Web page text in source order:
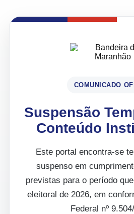
COMUNICADO
Suspensão
Conteúdo
Este portal encontra-se
suspenso em
previstas para o período
eleitoral de 2026, em
Federal nº